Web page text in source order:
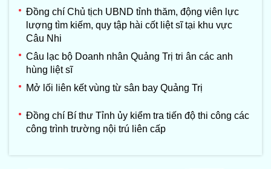
Đồng chí Chủ tịch UBND tỉnh thăm, động viên lực
lượng tìm kiếm, quy tập hài cốt liệt sĩ tại khu vực
Câu Nhi
Câu lạc bộ Doanh nhân Quảng Trị tri ân các anh
hùng liệt sĩ
Mở lối liên kết vùng từ sân bay Quảng Trị
Đồng chí Bí thư Tỉnh ủy kiểm tra tiến độ thi công các
công trình trường nội trú liên cấp